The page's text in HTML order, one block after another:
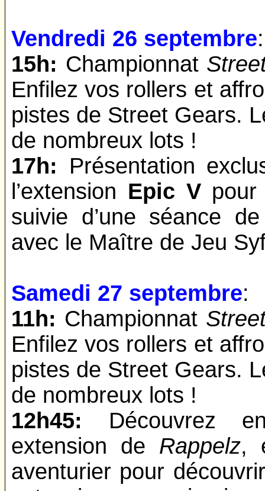
Vendredi 26 septembre:
15h: Championnat
Enfilez vos rollers et
pistes de Street Gears.
de nombreux lots !
17h: Présentation
l’extension Epic V
suivie d’une séance
avec le Maître de Jeu
Samedi 27 septembre:
11h: Championnat
Enfilez vos rollers et
pistes de Street Gears.
de nombreux lots !
12h45: Découvrez
extension de Rappelz,
aventurier pour